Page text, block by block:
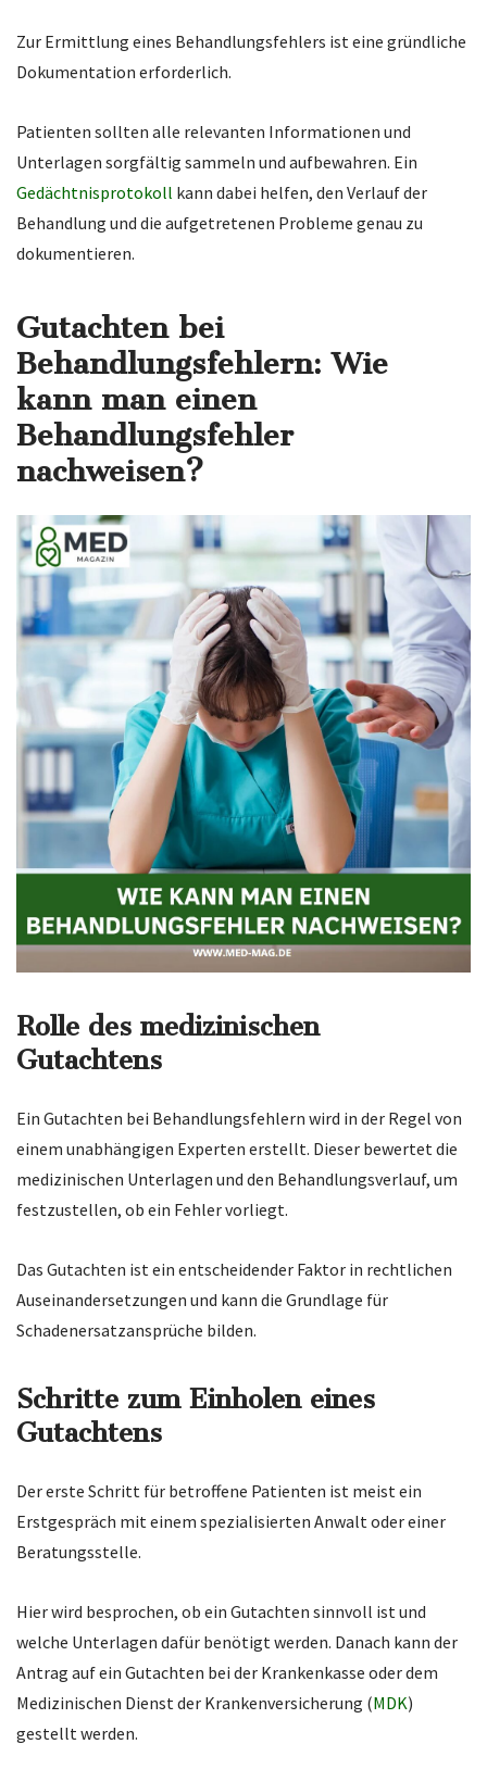
Zur Ermittlung eines Behandlungsfehlers ist eine gründliche
Dokumentation erforderlich.
Patienten sollten alle relevanten Informationen und
Unterlagen sorgfältig sammeln und aufbewahren. Ein
Gedächtnisprotokoll kann dabei helfen, den Verlauf der
Behandlung und die aufgetretenen Probleme genau zu
dokumentieren.
Gutachten bei
Behandlungsfehlern:Wie
kann man einen
Behandlungsfehler
nachweisen?
Rolle des medizinischen
Gutachtens
Ein Gutachten bei Behandlungsfehlern wird in der Regel von
einem unabhängigen Experten erstellt. Dieser bewertet die
medizinischen Unterlagen und den Behandlungsverlauf, um
festzustellen, ob ein Fehler vorliegt.
Das Gutachten ist ein entscheidender Faktor in rechtlichen
Auseinandersetzungen und kann die Grundlage für
Schadenersatzansprüche bilden.
Schritte zum Einholen eines
Gutachtens
Der erste Schritt für betroffene Patienten ist meist ein
Erstgespräch mit einem spezialisierten Anwalt oder einer
Beratungsstelle.
Hier wird besprochen, ob ein Gutachten sinnvoll ist und
welche Unterlagen dafür benötigt werden. Danach kann der
Antrag auf ein Gutachten bei der Krankenkasse oder dem
Medizinischen Dienst der Krankenversicherung (MDK)
gestellt werden.